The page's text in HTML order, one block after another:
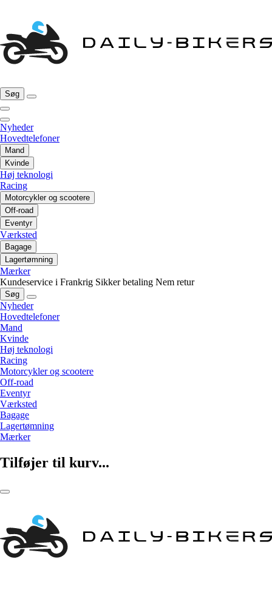
Søg
Nyheder
Hovedtelefoner
Mand
Kvinde
Høj teknologi
Racing
Motorcykler og scootere
Off-road
Eventyr
Værksted
Bagage
Lagertømning
Mærker
Kundeservice i Frankrig Sikker betaling Nem retur
Søg
Nyheder
Hovedtelefoner
Mand
Kvinde
Høj teknologi
Racing
Motorcykler og scootere
Off-road
Eventyr
Værksted
Bagage
Lagertømning
Mærker
Tilføjer til kurv...